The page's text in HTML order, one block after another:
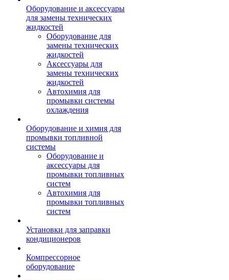
Оборудование и аксессуары
для замены технических
жидкостей
Оборудование для
замены технических
жидкостей
Аксессуары для
замены технических
жидкостей
Автохимия для
промывки системы
охлаждения
Оборудование и химия для
промывки топливной
системы
Оборудование и
аксессуары для
промывки топливных
систем
Автохимия для
промывки топливных
систем
Установки для заправки
кондиционеров
Компрессорное
оборудование